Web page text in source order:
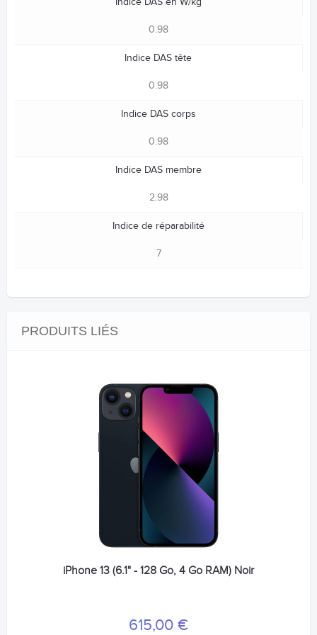
0.98
Indice DAS tête
0.98
Indice DAS corps
0.98
Indice DAS membre
2.98
Indice de réparabilité
7
PRODUITS LIÉS
iPhone 13 (6.1" - 128 Go, 4 Go RAM) Noir
615,00 €